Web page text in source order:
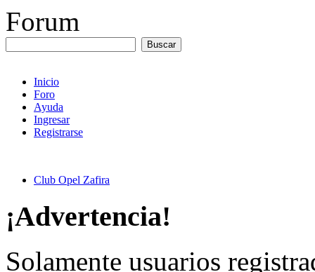
Inicio
Foro
Ayuda
Ingresar
Registrarse
Club Opel Zafira
¡Advertencia!
Solamente usuarios